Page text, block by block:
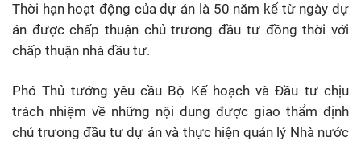
Thời hạn hoạt động của dự án là 50 năm kể từ ngày dự
án được chấp thuận chủ trương đầu tư đồng thời với
chấp thuận nhà đầu tư.
Phó Thủ tướng yêu cầu Bộ Kế hoạch và Đầu tư chịu
trách nhiệm về những nội dung được giao thẩm định
chủ trương đầu tư dự án và thực hiện quản lý Nhà nước